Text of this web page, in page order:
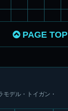
PAGE TOP
デル・トイガン・